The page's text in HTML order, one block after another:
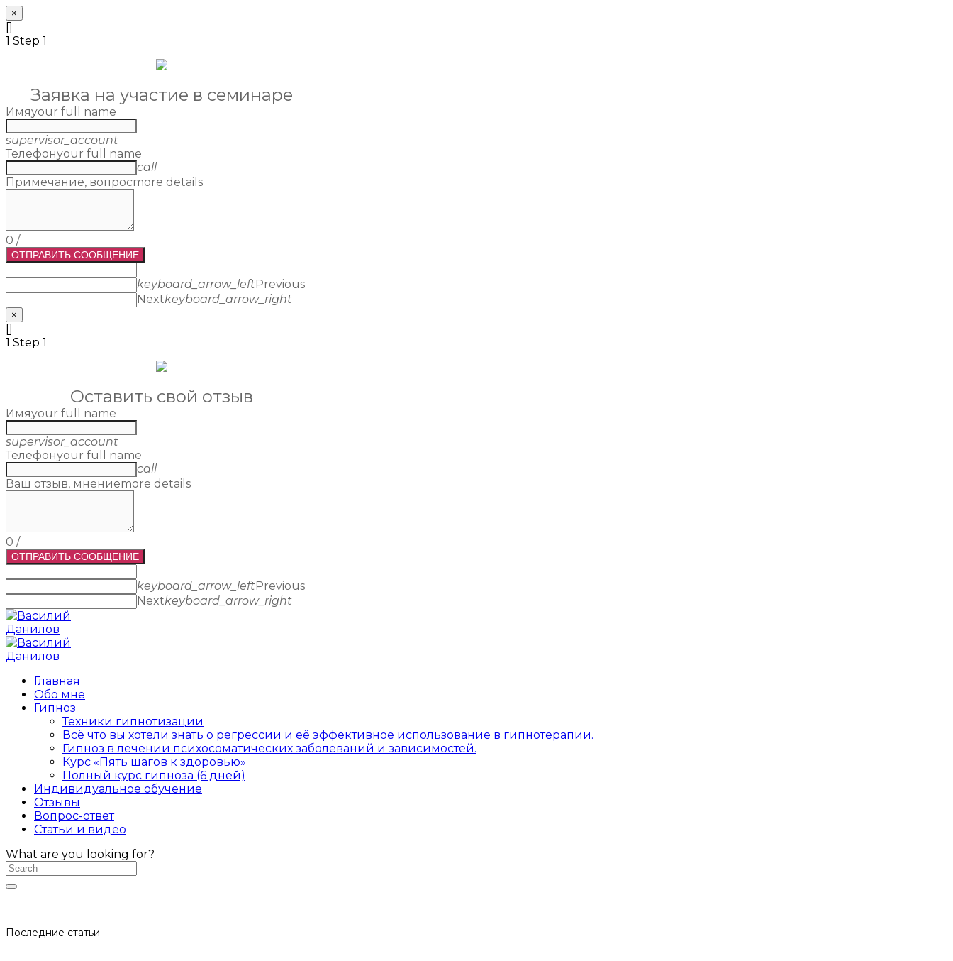
×
[]
1 Step 1
Заявка на участие в семинаре
Имяyour full name
supervisor_account
Телефонyour full name
call
Примечание, вопросmore details
0 /
ОТПРАВИТЬ СООБЩЕНИЕ
keyboard_arrow_leftPrevious
Nextkeyboard_arrow_right
×
[]
1 Step 1
Оставить свой отзыв
Имяyour full name
supervisor_account
Телефонyour full name
call
Ваш отзыв, мнениеmore details
0 /
ОТПРАВИТЬ СООБЩЕНИЕ
keyboard_arrow_leftPrevious
Nextkeyboard_arrow_right
Главная
Обо мне
Гипноз
Техники гипнотизации
Всё что вы хотели знать о регрессии и её эффективное использование в гипнотерапии.
Гипноз в лечении психосоматических заболеваний и зависимостей.
Курс «Пять шагов к здоровью»
Полный курс гипноза (6 дней)
Индивидуальное обучение
Отзывы
Вопрос-ответ
Статьи и видео
What are you looking for?
Последние статьи